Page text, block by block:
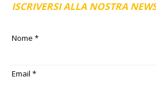
ISCRIVERSI ALLA NOSTRA
Nome *
Email *